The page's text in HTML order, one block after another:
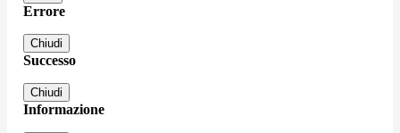
Errore
Chiudi
Successo
Chiudi
Informazione